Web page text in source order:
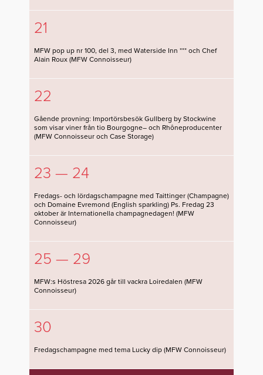
21
MFW pop up nr 100, del 3, med Waterside Inn *** och Chef
Alain Roux (MFW Connoisseur)
22
Gående provning: Importörsbesök Gullberg by Stockwine
som visar viner från tio Bourgogne– och Rhôneproducenter
(MFW Connoisseur och Case Storage)
23 — 24
Fredags- och lördagschampagne med Taittinger (Champagne)
och Domaine Evremond (English sparkling) Ps. Fredag 23
oktober är Internationella champagnedagen! (MFW
Connoisseur)
25 — 29
MFW:s Höstresa 2026 går till vackra Loiredalen (MFW
Connoisseur)
30
Fredagschampagne med tema Lucky dip (MFW Connoisseur)